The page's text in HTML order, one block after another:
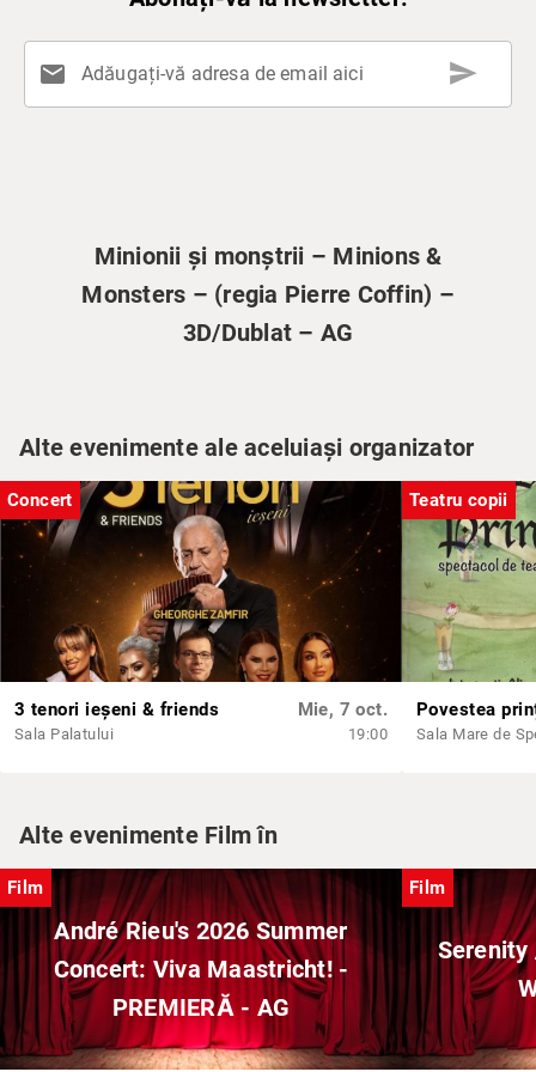
mail Adăugați-vă adresa de email aici send
Minionii și monștrii – Minions &
Monsters – (regia Pierre Coffin) –
3D/Dublat – AG
Alte evenimente ale aceluiași organizator
Concert
3 tenori ieșeni & friends
Sala Palatului
Mie, 7 oct.
19:00
Teatru copii
Alte evenimente Film în
Film
André Rieu's 2026 Summer
Concert: Viva Maastricht! -
PREMIERĂ - AG
Film
Serenity